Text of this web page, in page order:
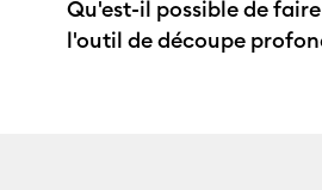
Qu'est-il possible de
l'outil de découpe